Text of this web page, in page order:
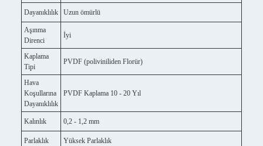
Dayanıklılık Uzun ömürlü
Aşınma
Direnci
İyi
Kaplama
Tipi
PVDF (poliviniliden Florür)
Hava
Koşullarına
Dayanıklılık
PVDF Kaplama 10 - 20 Yıl
Kalınlık 0,2 - 1,2 mm
Parlaklık Yüksek Parlaklık